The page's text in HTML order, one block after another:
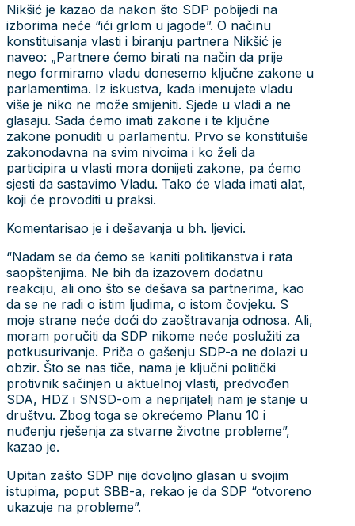
Nikšić je kazao da nakon što SDP pobijedi na
izborima neće “ići grlom u jagode”. O načinu
konstituisanja vlasti i biranju partnera Nikšić je
naveo: „Partnere ćemo birati na način da prije
nego formiramo vladu donesemo ključne zakone u
parlamentima. Iz iskustva, kada imenujete vladu
više je niko ne može smijeniti. Sjede u vladi a ne
glasaju. Sada ćemo imati zakone i te ključne
zakone ponuditi u parlamentu. Prvo se konstituiše
zakonodavna na svim nivoima i ko želi da
participira u vlasti mora donijeti zakone, pa ćemo
sjesti da sastavimo Vladu. Tako će vlada imati alat,
koji će provoditi u praksi.
Komentarisao je i dešavanja u bh. ljevici.
“Nadam se da ćemo se kaniti politikanstva i rata
saopštenjima. Ne bih da izazovem dodatnu
reakciju, ali ono što se dešava sa partnerima, kao
da se ne radi o istim ljudima, o istom čovjeku. S
moje strane neće doći do zaoštravanja odnosa. Ali,
moram poručiti da SDP nikome neće poslužiti za
potkusurivanje. Priča o gašenju SDP-a ne dolazi u
obzir. Što se nas tiče, nama je ključni politički
protivnik sačinjen u aktuelnoj vlasti, predvođen
SDA, HDZ i SNSD-om a neprijatelj nam je stanje u
društvu. Zbog toga se okrećemo Planu 10 i
nuđenju rješenja za stvarne životne probleme”,
kazao je.
Upitan zašto SDP nije dovoljno glasan u svojim
istupima, poput SBB-a, rekao je da SDP “otvoreno
ukazuje na probleme”.